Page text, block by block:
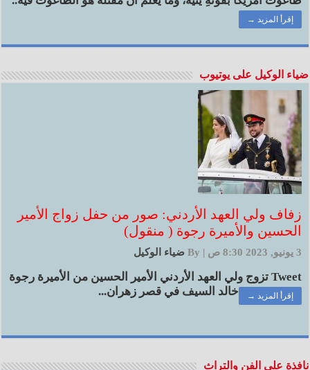
إقرأ المزيد →
ضياء الوكيل على يوتيوب
زفاف ولي العهد الأردني: صور من حفل زواج الأمير
الحسين والأميرة رجوة ( منقول)
3 يونيو, 2023 8:30 ص |
By ضياء الوكيل
Tweet تزوج ولي العهد الأردني الأمير الحسين من الأميرة رجوة
خالد السيف في قصر زهران...
إقرأ المزيد →
نافذة على الفن والتراث